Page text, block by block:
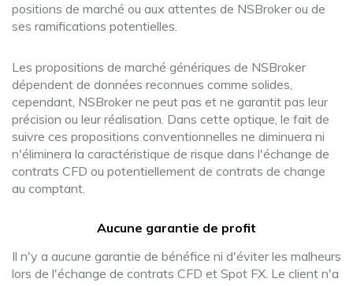
positions de marché ou aux attentes de NSBroker ou de
ses ramifications potentielles.
Les propositions de marché génériques de NSBroker
dépendent de données reconnues comme solides,
cependant, NSBroker ne peut pas et ne garantit pas leur
précision ou leur réalisation. Dans cette optique, le fait de
suivre ces propositions conventionnelles ne diminuera ni
n'éliminera la caractéristique de risque dans l'échange de
contrats CFD ou potentiellement de contrats de change
au comptant.
Aucune garantie de profit
Il n'y a aucune garantie de bénéfice ni d'éviter les malheurs
lors de l'échange de contrats CFD et Spot FX. Le client n'a